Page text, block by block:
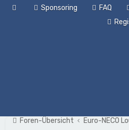
Sponsoring FAQ
Foren-Übersicht Euro-NECO